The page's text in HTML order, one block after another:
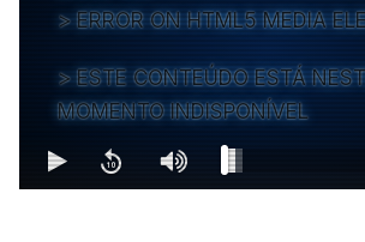
ERROR ON HTML5 MEDIA
ESTE CONTEÚDO ESTÁ
MOMENTO INDISPONÍVEL